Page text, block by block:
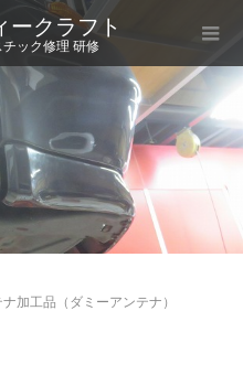
ークラフト
ック修理 研修
加工品（ダミーアンテナ）